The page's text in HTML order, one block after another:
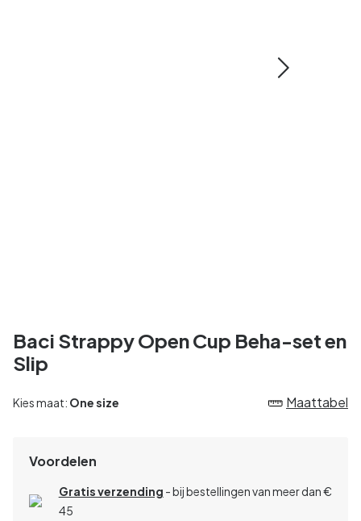
Baci Strappy Open Cup Beha-set en
Slip
Kies maat: One size Maattabel
Voordelen
Gratis verzending - bij bestellingen van meer dan €
45